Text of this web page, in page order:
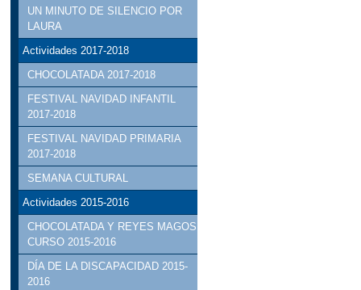
UN MINUTO DE SILENCIO POR
LAURA
Actividades 2017-2018
CHOCOLATADA 2017-2018
FESTIVAL NAVIDAD INFANTIL
2017-2018
FESTIVAL NAVIDAD PRIMARIA
2017-2018
SEMANA CULTURAL
Actividades 2015-2016
CHOCOLATADA Y REYES MAGOS
CURSO 2015-2016
DÍA DE LA DISCAPACIDAD 2015-
2016